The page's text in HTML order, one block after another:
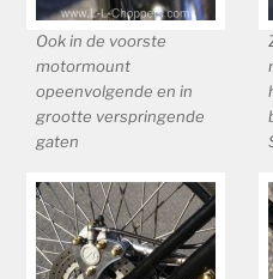
Ook in de voorste
motormount
opeenvolgende en in
grootte verspringende
gaten